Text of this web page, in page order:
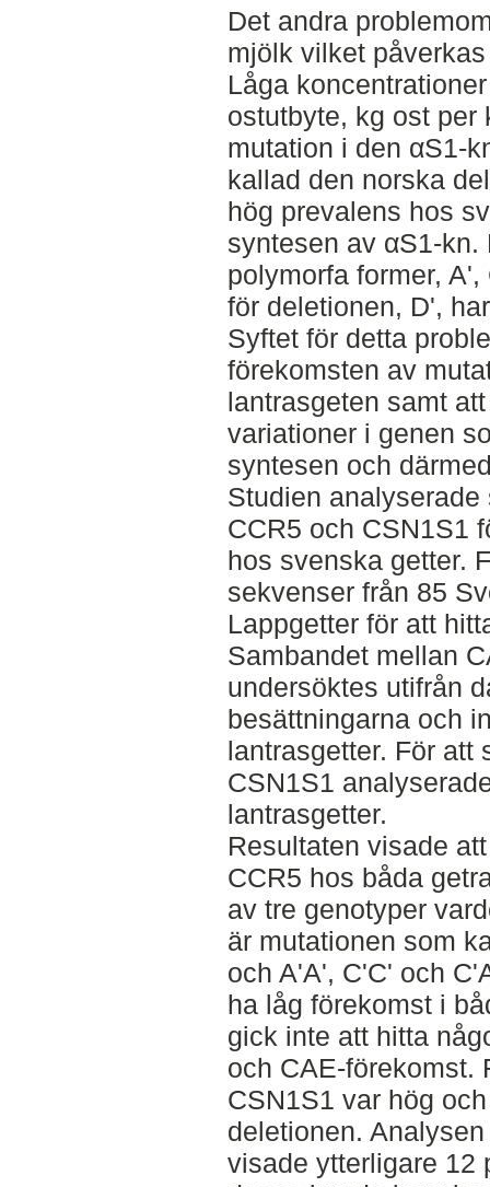
Det andra
mjölk vilket
Låga
ostutbyte, kg ost per
mutation i den αS1-
kallad den norska
hög prevalens hos
syntesen av αS1-
polymorfa former,
för deletionen, D',
Syftet för detta
förekomsten av
lantrasgeten samt
variationer i genen
syntesen och
Studien
CCR5 och CSN1S1
hos svenska getter.
sekvenser från 85
Lappgetter för att
Sambandet mellan
undersöktes utifrån
besättningarna och
lantrasgetter. För att
CSN1S1
lantrasgetter.
Resultaten visade
CCR5 hos båda
av tre genotyper
är mutationen som
och A'A', C'C' och
ha låg förekomst i
gick inte att hitta
och CAE-förekomst.
CSN1S1 var hög
deletionen.
visade ytterligare 12